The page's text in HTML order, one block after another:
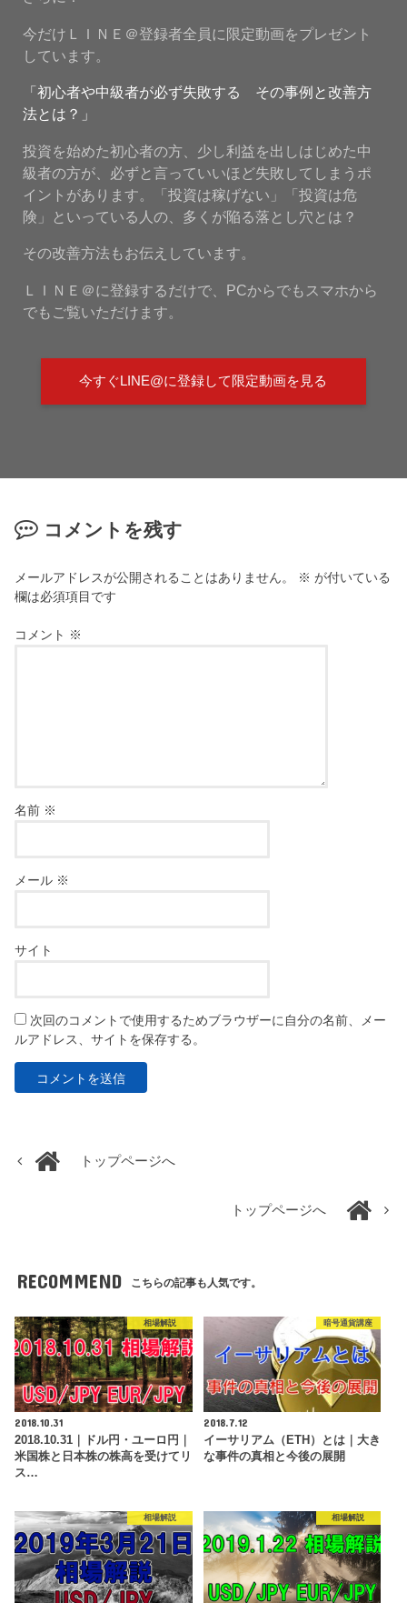
今だけＬＩＮＥ＠登録者全員に限定動画をプレゼント
しています。
「初心者や中級者が必ず失敗する その事例と改善方
法とは？」
投資を始めた初心者の方、少し利益を出しはじめた中
級者の方が、必ずと言っていいほど失敗してしまうポ
イントがあります。「投資は稼げない」「投資は危
険」といっている人の、多くが陥る落とし穴とは？
その改善方法もお伝えしています。
ＬＩＮＥ＠に登録するだけで、PCからでもスマホから
でもご覧いただけます。
今すぐLINE@に登録して限定動画を見る
コメントを残す
メールアドレスが公開されることはありません。 ※ が付いている
欄は必須項目です
コメント ※
名前 ※
メール ※
サイト
次回のコメントで使用するためブラウザーに自分の名前、メー
ルアドレス、サイトを保存する。
トップページへ
トップページへ
RECOMMEND こちらの記事も人気です。
相場解説
2018.10.31
2018.10.31｜ドル円・ユーロ円｜
米国株と日本株の株高を受けてリ
ス…
暗号通貨講座
2018.7.12
イーサリアム（ETH）とは｜大き
な事件の真相と今後の展開
相場解説 相場解説